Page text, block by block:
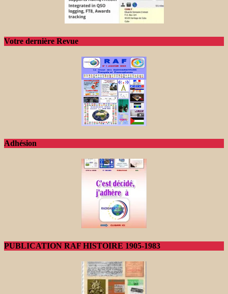
Votre dernière Revue
Adhésion
PUBLICATION RAF HISTOIRE 1905-1983